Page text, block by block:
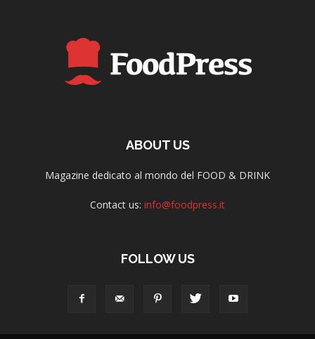
ABOUT US
Magazine dedicato al mondo del FOOD & DRINK
Contact us: info@foodpress.it
FOLLOW US